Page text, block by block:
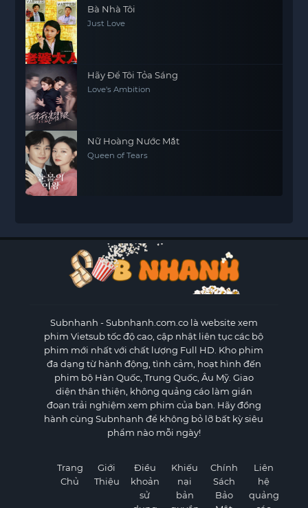
Bà Nhà Tôi
Just Love
Hãy Để Tôi Tỏa Sáng
Love's Ambition
Nữ Hoàng Nước Mắt
Queen of Tears
Subnhanh - Subnhanh.com.co là website xem
phim Vietsub tốc độ cao, cập nhật liên tục các bộ
phim mới nhất với chất lượng Full HD. Kho phim
đa dạng từ hành động, tình cảm, hoạt hình đến
phim bộ Hàn Quốc, Trung Quốc, Âu Mỹ. Giao
diện thân thiện, không quảng cáo làm gián
đoạn trải nghiệm xem phim của bạn. Hãy đồng
hành cùng Subnhanh để không bỏ lỡ bất kỳ siêu
phẩm nào mỗi ngày!
Trang
Chủ
Giới
Thiệu
Điều
khoản
sử
Khiếu
nại
bản
Chính
Sách
Bảo
Liên
hệ
quảng